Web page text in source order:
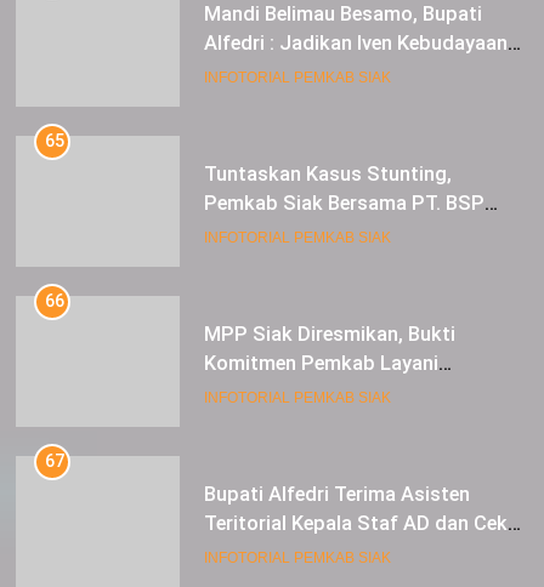
Mandi Belimau Besamo, Bupati
Alfedri : Jadikan Iven Kebudayaan
tahunan di Kabupaten Siak
INFOTORIAL PEMKAB SIAK
65
Tuntaskan Kasus Stunting,
Pemkab Siak Bersama PT. BSP
Siap Berkolaborasi
INFOTORIAL PEMKAB SIAK
66
MPP Siak Diresmikan, Bukti
Komitmen Pemkab Layani
Masyarakat Dengan Baik
INFOTORIAL PEMKAB SIAK
67
Bupati Alfedri Terima Asisten
Teritorial Kepala Staf AD dan Cek
Kesiapan Acara TMMD
INFOTORIAL PEMKAB SIAK